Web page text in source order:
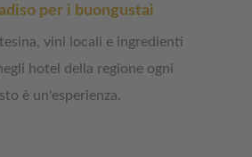
per i buongustai
vini locali e ingredienti
hotel della regione ogni
è un'esperienza.